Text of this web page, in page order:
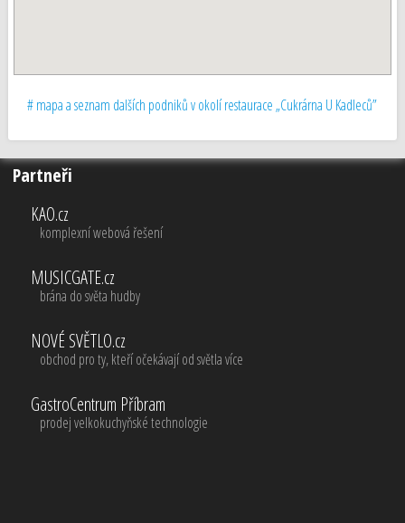
# mapa a seznam dalších podniků v okolí restaurace „Cukrárna U Kadleců”
Partneři
KAO.cz
komplexní webová řešení
MUSICGATE.cz
brána do světa hudby
NOVÉ SVĚTLO.cz
obchod pro ty, kteří očekávají od světla více
GastroCentrum Příbram
prodej velkokuchyňské technologie